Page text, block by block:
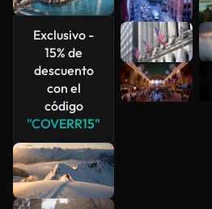
Exclusivo -
15% de
descuento
con el
código
"COVERR15"